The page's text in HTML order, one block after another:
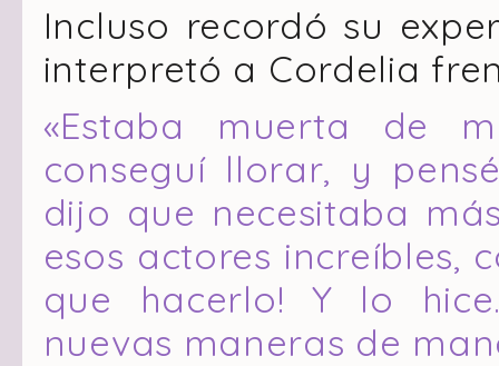
Incluso recordó su
interpretó a Cordelia
«Estaba muerta de
conseguí llorar, y
dijo que necesitaba
esos actores increíbles,
que hacerlo! Y lo
nuevas maneras de